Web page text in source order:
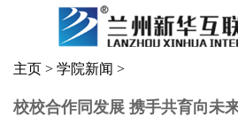
主页 > 学院新闻 >
校校合作同发展 携手共育向未